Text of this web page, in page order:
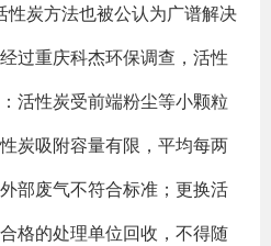
性炭方法也被公认为广谱解决
过重庆科杰环保调查，活性
活性炭受前端粉尘等小颗粒
炭吸附容量有限，平均每两
部废气不符合标准；更换活
格的处理单位回收，不得随